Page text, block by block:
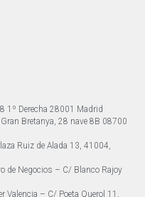
1º Derecha 28001 Madrid
Bretanya, 28 nave 8B 08700
Ruiz de Alada 13, 41004,
de Negocios – C/ Blanco Rajoy
– C/ Poeta Querol 11,